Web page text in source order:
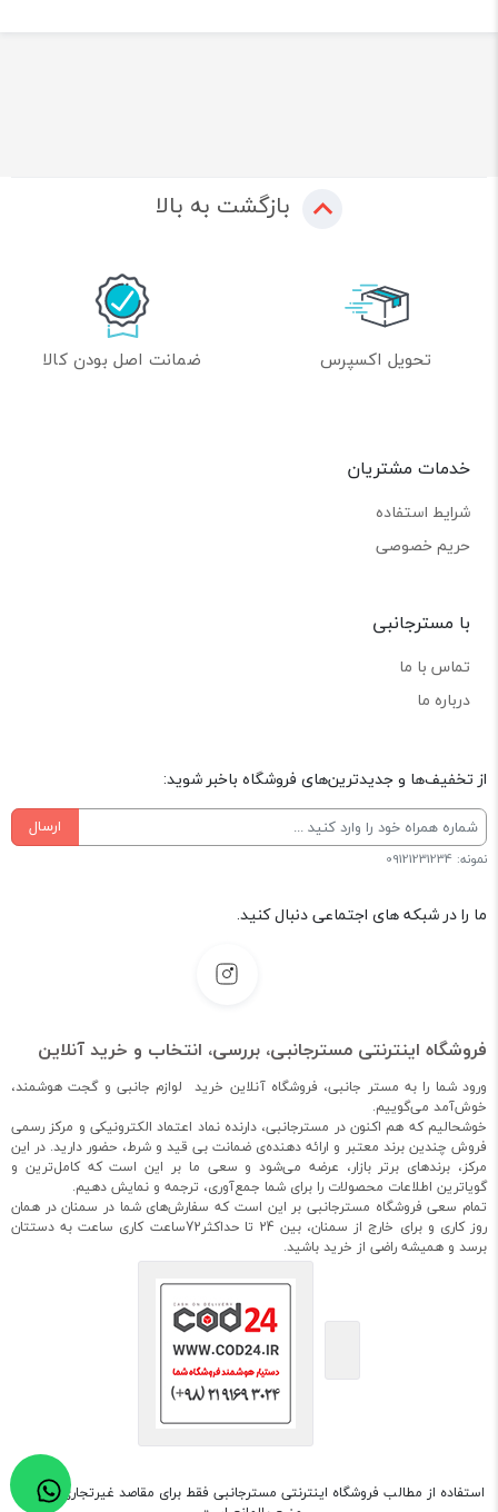
بازگشت به بالا
تحویل اکسپرس ضمانت اصل بودن کالا
خدمات مشتریان
شرایط استفاده
حریم خصوصی
با مسترجانبی
تماس با ما
درباره ما
از تخفیف‌ها و جدیدترین‌های فروشگاه باخبر شوید:
ارسال
نمونه: 09121231234
ما را در شبکه های اجتماعی دنبال کنید.
فروشگاه اینترنتی مسترجانبی، بررسی، انتخاب و خرید آنلاین
ورود شما را به مستر جانبی، فروشگاه آنلاین خرید لوازم جانبی و گجت هوشمند،
خوش‌آمد می‌گوییم.
خوشحالیم که هم اکنون در مسترجانبی، دارنده نماد اعتماد الکترونیکی و مرکز رسمی
فروش چندین برند معتبر و ارائه دهنده‌ی ضمانت بی قید و شرط، حضور دارید. در این
مرکز، برندهای برتر بازار، عرضه می‌شود و سعی ما بر این است که کامل‌ترین و
گویاترین اطلاعات محصولات را برای شما جمع‌آوری، ترجمه و نمایش دهیم.
تمام سعی فروشگاه مسترجانبی بر این است که سفارش‌های شما در سمنان در همان
روز کاری و برای خارج از سمنان، بین 24 تا حداکثر72ساعت کاری ساعت به دستتان
برسد و همیشه راضی از خرید باشید.
استفاده از مطالب فروشگاه اینترنتی مسترجانبی فقط برای مقاصد غیرتجاری و با ذکر